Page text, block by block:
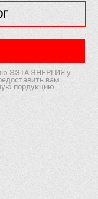
ЗЭТА ЭНЕРГИЯ у
вам
пордукцию